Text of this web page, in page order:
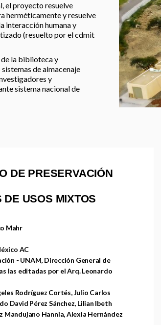
el proyecto resuelve
herméticamente y resuelve
interacción humana y
(resuelto por el cdmit
de la biblioteca y
de almacenaje
y
sistema nacional de
DE PRESERVACIÓN
DE USOS MIXTOS
Mahr
AC
- UNAM, Dirección General de
las editadas por el Arq. Leonardo
Rodríguez Cortés, Julio Carlos
David Pérez Sánchez, Lilian Ibeth
Mandujano Hannia, Alexia Hernández